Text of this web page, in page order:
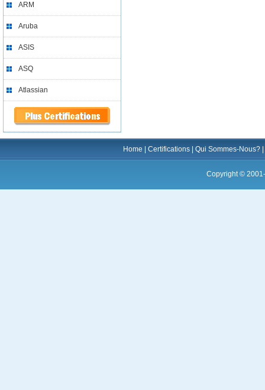
ARM
Aruba
ASIS
ASQ
Atlassian
Home Certifications Qui Sommes-Nous?
Copyright ©